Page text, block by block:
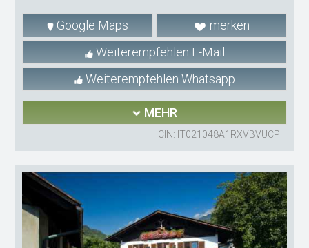
Google Maps
merken
Weiterempfehlen E-Mail
Weiterempfehlen Whatsapp
MEHR
CIN: IT021048A1RXVBVUCP